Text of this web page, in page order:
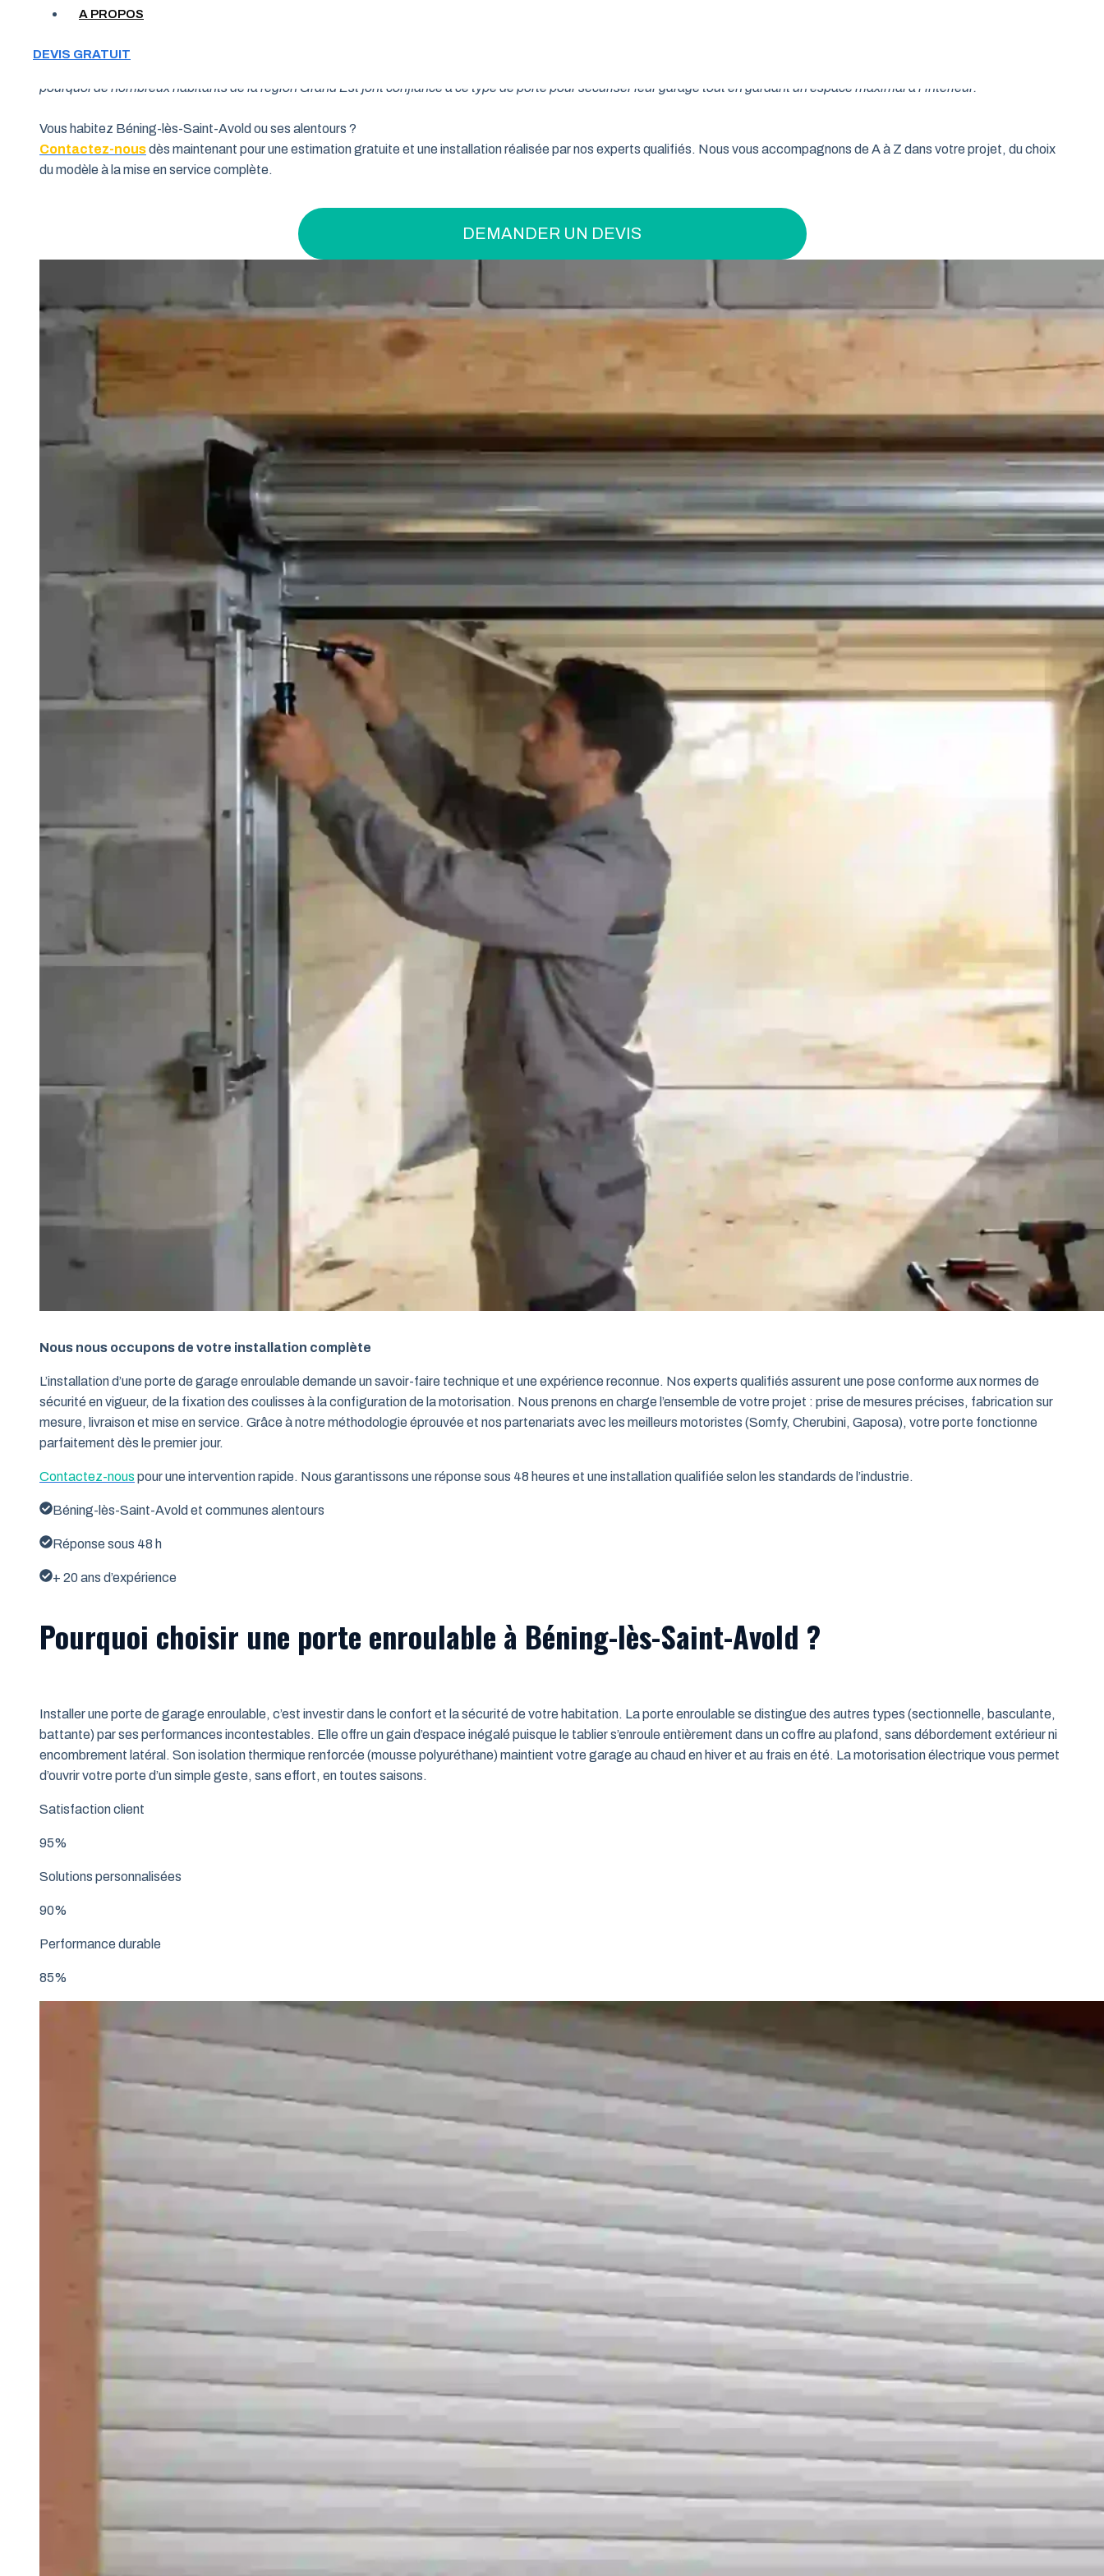
A PROPOS
DEVIS GRATUIT
pourquoi de nombreux habitants de la région Grand Est font confiance à ce type de porte pour sécuriser leur garage tout en gardant un espace maximal à l’intérieur.
Vous habitez Béning-lès-Saint-Avold ou ses alentours ?
Contactez-nousdès maintenant pour une estimation gratuite et une installation réalisée par nos experts qualifiés. Nous vous accompagnons de A à Z dans votre projet, du choix
du modèle à la mise en service complète.
DEMANDER UN DEVIS
Nous nous occupons de votre installation complète
L’installation d’une porte de garage enroulable demande un savoir-faire technique et une expérience reconnue. Nos experts qualifiés assurent une pose conforme aux normes de
sécurité en vigueur, de la fixation des coulisses à la configuration de la motorisation. Nous prenons en charge l’ensemble de votre projet : prise de mesures précises, fabrication sur
mesure, livraison et mise en service. Grâce à notre méthodologie éprouvée et nos partenariats avec les meilleurs motoristes (Somfy, Cherubini, Gaposa), votre porte fonctionne
parfaitement dès le premier jour.
Contactez-nous pour une intervention rapide. Nous garantissons une réponse sous 48 heures et une installation qualifiée selon les standards de l’industrie.
Béning-lès-Saint-Avold et communes alentours
Réponse sous 48 h
+ 20 ans d’expérience
Pourquoi choisir une porte enroulable à Béning-lès-Saint-Avold ?
Installer une porte de garage enroulable, c’est investir dans le confort et la sécurité de votre habitation. La porte enroulable se distingue des autres types (sectionnelle, basculante,
battante) par ses performances incontestables. Elle offre un gain d’espace inégalé puisque le tablier s’enroule entièrement dans un coffre au plafond, sans débordement extérieur ni
encombrement latéral. Son isolation thermique renforcée (mousse polyuréthane) maintient votre garage au chaud en hiver et au frais en été. La motorisation électrique vous permet
d’ouvrir votre porte d’un simple geste, sans effort, en toutes saisons.
Satisfaction client
95%
Solutions personnalisées
90%
Performance durable
85%